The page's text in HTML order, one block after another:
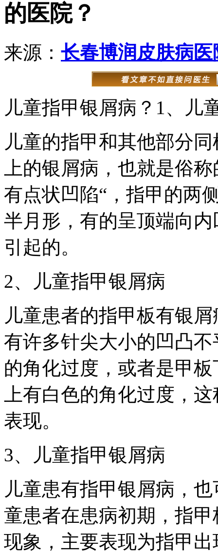
的医院？
来源： 长春博润皮肤病医
儿童指甲银屑病？1、儿
儿童的指甲和其他部分
上的银屑病，也就是俗
有点状凹陷“，指甲的两
半月形，有的呈顶端向
引起的。
2、儿童指甲银屑病
儿童患者的指甲板有银
有许多针尖大小的凹凸
的角化过度，或者是甲
上有白色的角化过度，
表现。
3、儿童指甲银屑病
儿童患有指甲银屑病，
童患者在患病初期，指
现象，主要表现为指甲